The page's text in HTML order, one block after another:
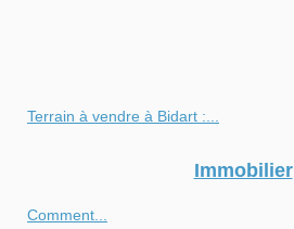
Terrain à vendre à Bidart :...
Immobilier
Comment...